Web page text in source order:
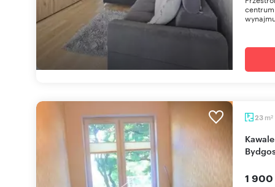
23 m2
Kawalerka 23 m² na Osiedlu Leśnym w
1 900